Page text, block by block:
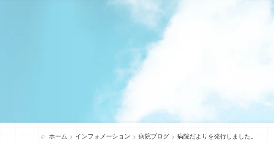
ホーム インフォメーション 病院ブログ 病院だよりを発行しました。